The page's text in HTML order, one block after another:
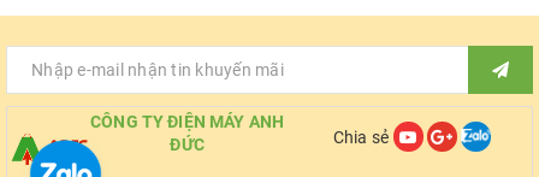
CÔNG TY ĐIỆN MÁY ANH
ĐỨC
Chia sẻ